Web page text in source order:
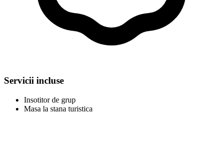
Servicii incluse
Insotitor de grup
Masa la stana turistica